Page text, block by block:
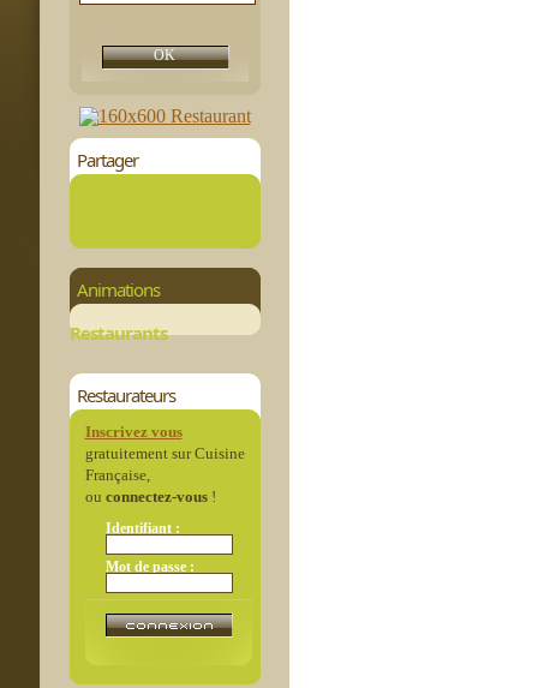
Partager
Animations
Restaurants
Restaurateurs
Inscrivez vous
gratuitement sur Cuisine
Française,
ou connectez-vous!
Identifiant :
Mot de passe :